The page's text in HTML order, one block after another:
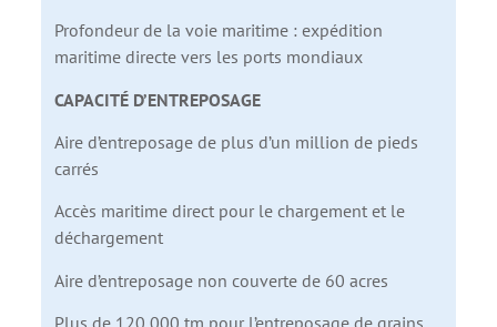
Profondeur de la voie maritime : expédition
maritime directe vers les ports mondiaux
CAPACITÉ D’ENTREPOSAGE
Aire d’entreposage de plus d’un million de pieds
carrés
Accès maritime direct pour le chargement et le
déchargement
Aire d’entreposage non couverte de 60 acres